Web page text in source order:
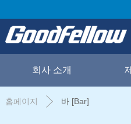
회사 소개
홈페이지 바 [Bar]